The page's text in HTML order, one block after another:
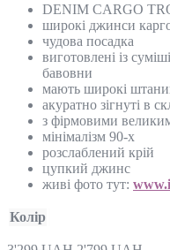
DENIM CARGO
широкі джинси
чудова посадка
виготовлені із
бавовни
мають широкі
акуратно зігнуті в
з фірмовими
мінімалізм 90-х
розслаблений крій
цупкий джинс
живі фото тут:
Колір